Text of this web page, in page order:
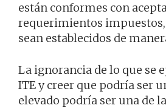
están conformes con
requerimientos
sean establecidos de
La ignorancia de lo que se
ITE y creer que podría ser
elevado podría ser una de